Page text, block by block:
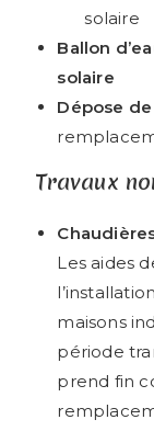
solaire
Ballon
solaire
Dépose
Travaux
Les aides
maisons
période
prend fin